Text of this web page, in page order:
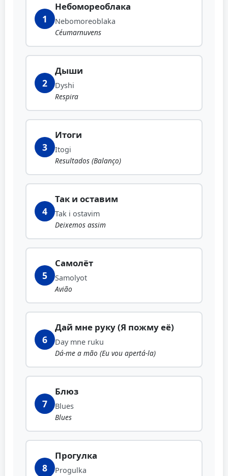
1
Небомореоблака
Nebomoreoblaka
Céumarnuvens
2
Дыши
Dyshi
Respira
3
Итоги
Itogi
Resultados (Balanço)
4
Так и оставим
Tak i ostavim
Deixemos assim
5
Самолёт
Samolyot
Avião
6
Дай мне руку (Я пожму её)
Day mne ruku
Dá-me a mão (Eu vou apertá-la)
7
Блюз
Blues
Blues
8
Прогулка
Progulka